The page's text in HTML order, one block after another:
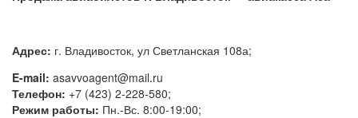
Адрес: г. Владивосток, ул Светланская 108а;
E-mail: asavvoagent@mail.ru
Телефон: +7 (423) 2-228-580;
Режим работы: Пн.-Вс. 8:00-19:00;